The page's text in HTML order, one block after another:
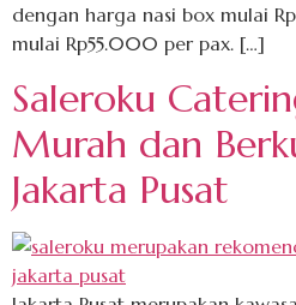
dengan harga nasi box mulai
mulai Rp55.000 per pax. […]
Saleroku
Murah dan
Jakarta Pusat